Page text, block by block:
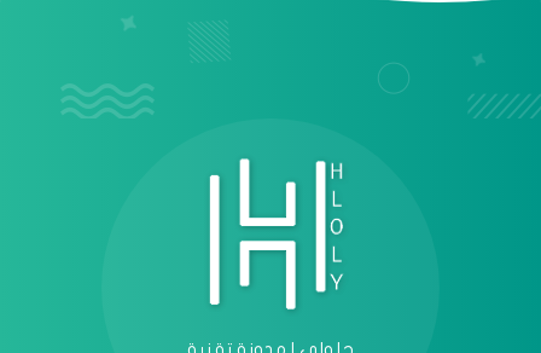
حلولي | مدونة تقنية